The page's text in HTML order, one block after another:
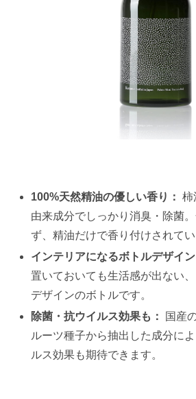
100%天然精油の優しい香り： 柿
由来成分でしっかり消臭・除菌
ず、精油だけで香り付けされてい
インテリアになるボトルデザイン
置いておいても生活感が出ない
デザインのボトルです。
除菌・抗ウイルス効果も：
国産
ルーツ種子から抽出した成分に
ルス効果も期待できます。